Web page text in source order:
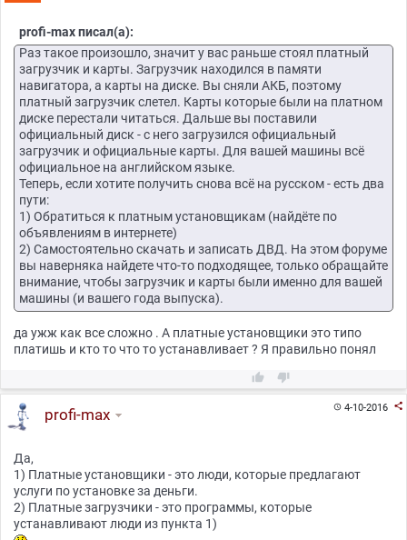
profi-max писал(а):
Раз такое произошло, значит у вас раньше стоял платный
загрузчик и карты. Загрузчик находился в памяти
навигатора, а карты на диске. Вы сняли АКБ, поэтому
платный загрузчик слетел. Карты которые были на платном
диске перестали читаться. Дальше вы поставили
официальный диск - с него загрузился официальный
загрузчик и официальные карты. Для вашей машины всё
официальное на английском языке.
Теперь, если хотите получить снова всё на русском - есть два
пути:
1) Обратиться к платным установщикам (найдёте по
объявлениям в интернете)
2) Самостоятельно скачать и записать ДВД. На этом форуме
вы наверняка найдете что-то подходящее, только обращайте
внимание, чтобы загрузчик и карты были именно для вашей
машины (и вашего года выпуска).
да ужж как все сложно . А платные установщики это типо
платишь и кто то что то устанавливает ? Я правильно понял
 
4-10-2016 
profi-max
Да,
1) Платные установщики - это люди, которые предлагают
услуги по установке за деньги.
2) Платные загрузчики - это программы, которые
устанавливают люди из пункта 1)